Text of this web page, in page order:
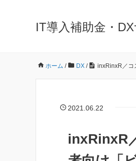
IT導入補助金・
ホーム / DX / inxRinxR／コ
2021.06.22
inxRinxR